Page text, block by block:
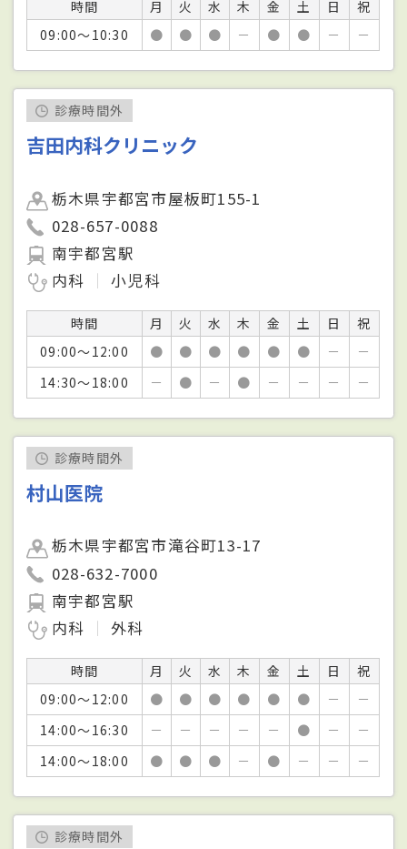
時間 月 火 水 木 金 土 日
祝
09:00～10:30
● ● ● － ● ● － －
診療時間外
吉田内科クリニック
栃木県宇都宮市屋板町155-1
028-657-0088
南宇都宮駅
内科
小児科
時間 月 火 水 木 金 土 日
祝
09:00～12:00
● ● ● ● ● ● －
－
14:30～18:00
－ ● － ● － － － －
診療時間外
村山医院
栃木県宇都宮市滝谷町13-17
028-632-7000
南宇都宮駅
内科
外科
時間 月 火 水 木 金 土 日
祝
09:00～12:00
● ● ● ● ● ● －
－
14:00～16:30
－ － － － － ● －
－
14:00～18:00
● ● ● － ● － － －
診療時間外